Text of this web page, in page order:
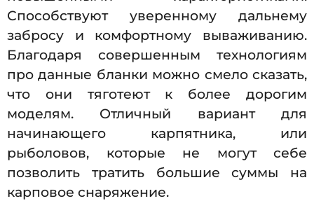
Способствуют уверенному дальнему
забросу и комфортному вываживанию.
Благодаря совершенным технологиям
про данные бланки можно смело сказать,
что они тяготеют к более дорогим
моделям. Отличный вариант для
начинающего карпятника, или
рыболовов, которые не могут себе
позволить тратить большие суммы на
карповое снаряжение.